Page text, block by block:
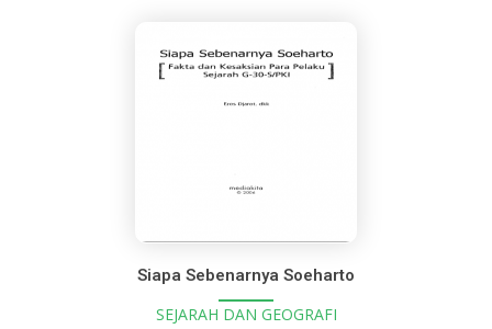
Siapa Sebenarnya Soeharto
SEJARAH DAN GEOGRAFI